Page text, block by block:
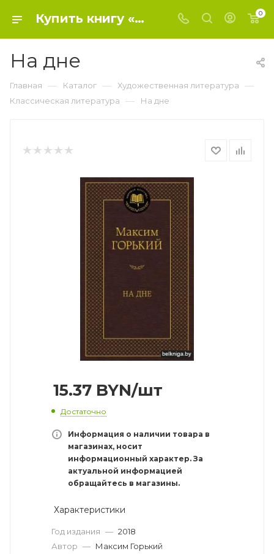
Купить книгу «На дне» 2018, Максим Горький - Классическая литература 0
На дне
Главная — Каталог — Художественная литература —
Классическая литература — На дне
15.37 BYN/шт
Достаточно
Информация о наличии товара в
магазинах, носит
информационный характер. За
актуальной информацией
обращайтесь в магазины.
Характеристики
Год издания — 2018
Автор — Максим Горький